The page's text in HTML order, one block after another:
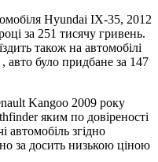
Hyundai IX-35, 2012
за 251 тисячу гривень.
також на автомобілі
було придбане за 147
Kangoo 2009 року
яким по довіреності
автомобіль згідно
за досить низькою ціною